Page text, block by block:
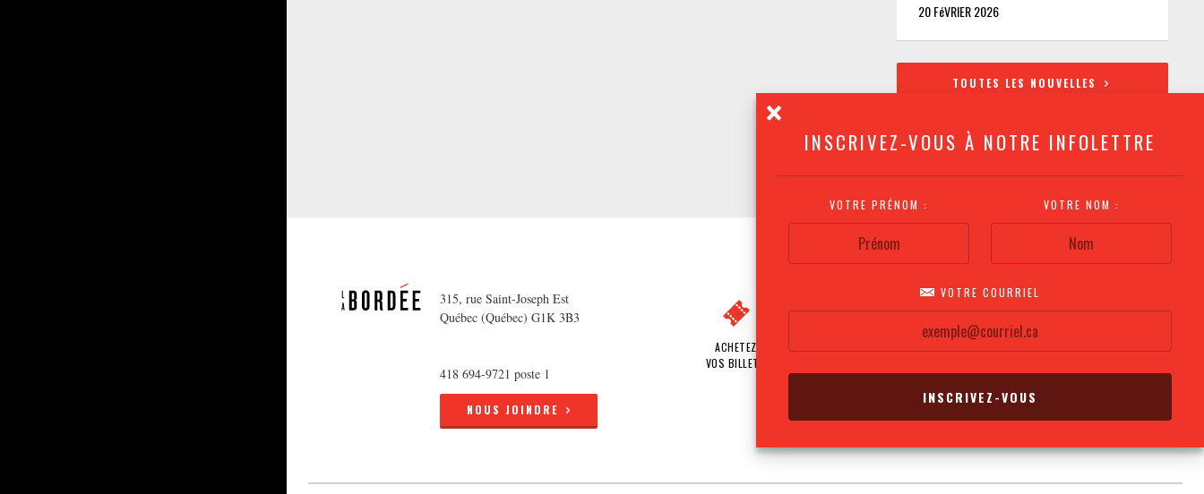
INSCRIVEZ-VOUS À NOTRE INFOLETTRE
VOTRE PRÉNOM : VOTRE NOM :
VOTRE COURRIEL
20 FéVRIER 2026
TOUTES LES NOUVELLES
315, rue Saint-Joseph Est
Québec (Québec) G1K 3B3
418 694-9721 poste 1
NOUS JOINDRE
ACHETEZ
VOS BILLETS